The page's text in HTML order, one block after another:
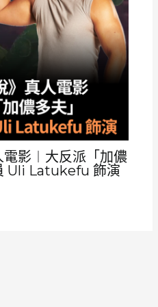
電影︱大反派「加儂
Uli Latukefu 飾演